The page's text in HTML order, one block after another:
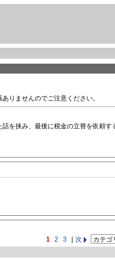
りませんのでご注意ください。
を挟み、最後に税金の立替を依頼
1
2 3
次